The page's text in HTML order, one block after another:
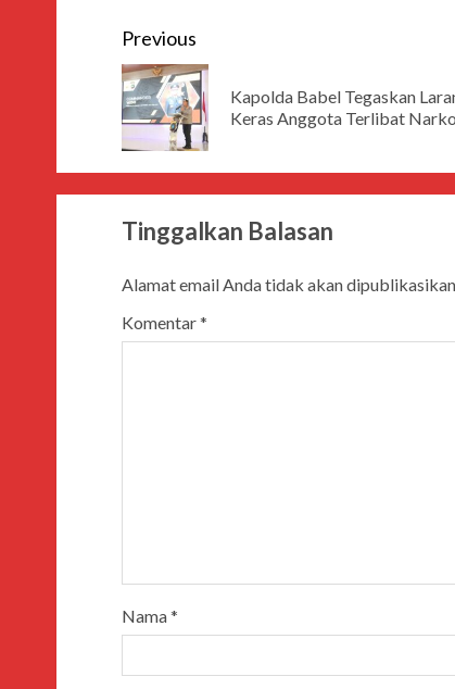
Previous
Kapolda Babel Tegaskan
Keras Anggota Terlibat
Tinggalkan Balasan
Alamat email Anda tidak akan
Komentar*
Nama*